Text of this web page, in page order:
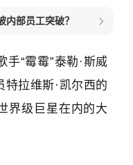
部员工突破？
手“霉霉”泰勒·斯威
拉维斯·凯尔西的
界级巨星在内的大